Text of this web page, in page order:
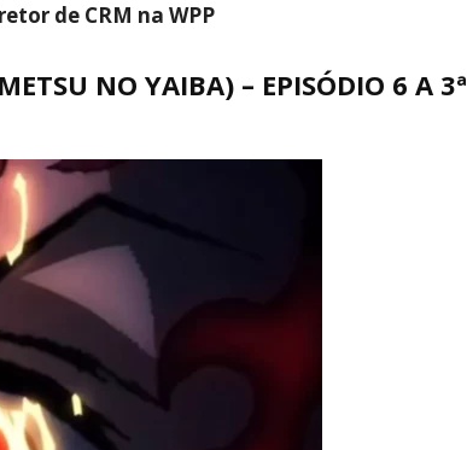
de CRM na WPP
NO YAIBA) – EPISÓDIO 6 A 3ª